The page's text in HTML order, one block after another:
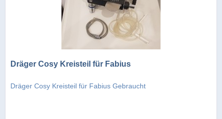
Dräger Cosy Kreisteil für Fabius
Dräger Cosy Kreisteil für Fabius Gebraucht